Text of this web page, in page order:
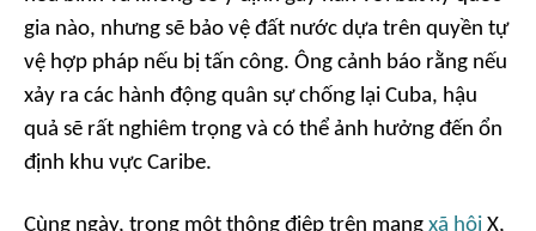
gia nào, nhưng sẽ bảo vệ đất nước dựa trên quyền tự
vệ hợp pháp nếu bị tấn công. Ông cảnh báo rằng nếu
xảy ra các hành động quân sự chống lại Cuba, hậu
quả sẽ rất nghiêm trọng và có thể ảnh hưởng đến ổn
định khu vực Caribe.
Cùng ngày, trong một thông điệp trên mạng xã hội X,